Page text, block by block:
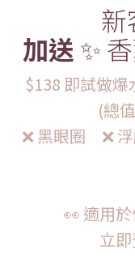
新
加送✨
$138 即試做
(總
❌ 黑眼圈 ❌
👀 適用
立